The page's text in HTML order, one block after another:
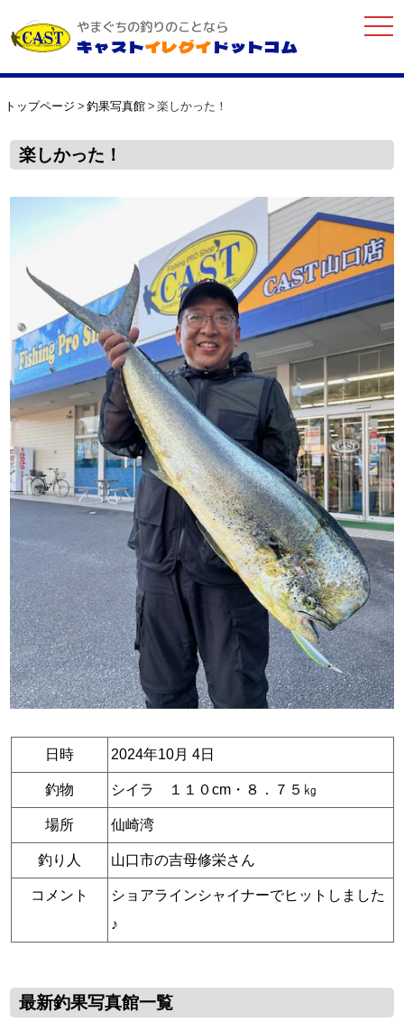
やまぐちの釣りのことなら
キャストイレグイドットコム
トップページ 釣果写真館 楽しかった！
楽しかった！
日時 2024年10月 4日
釣物 シイラ １１０cm・８．７５㎏
場所 仙崎湾
釣り人 山口市の吉母修栄さん
コメント
ショアラインシャイナーでヒットしました
♪
最新釣果写真館一覧